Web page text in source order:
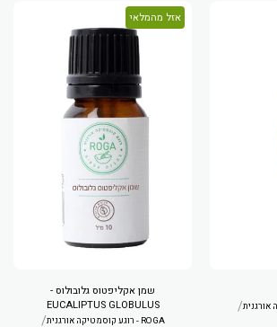
/
אזל מהמלאי
שמן אקליפטוס גלובולוס -
EUCALIPTUS GLOBULUS
ROGA - רוגע קוסמטיקה אורגנית /